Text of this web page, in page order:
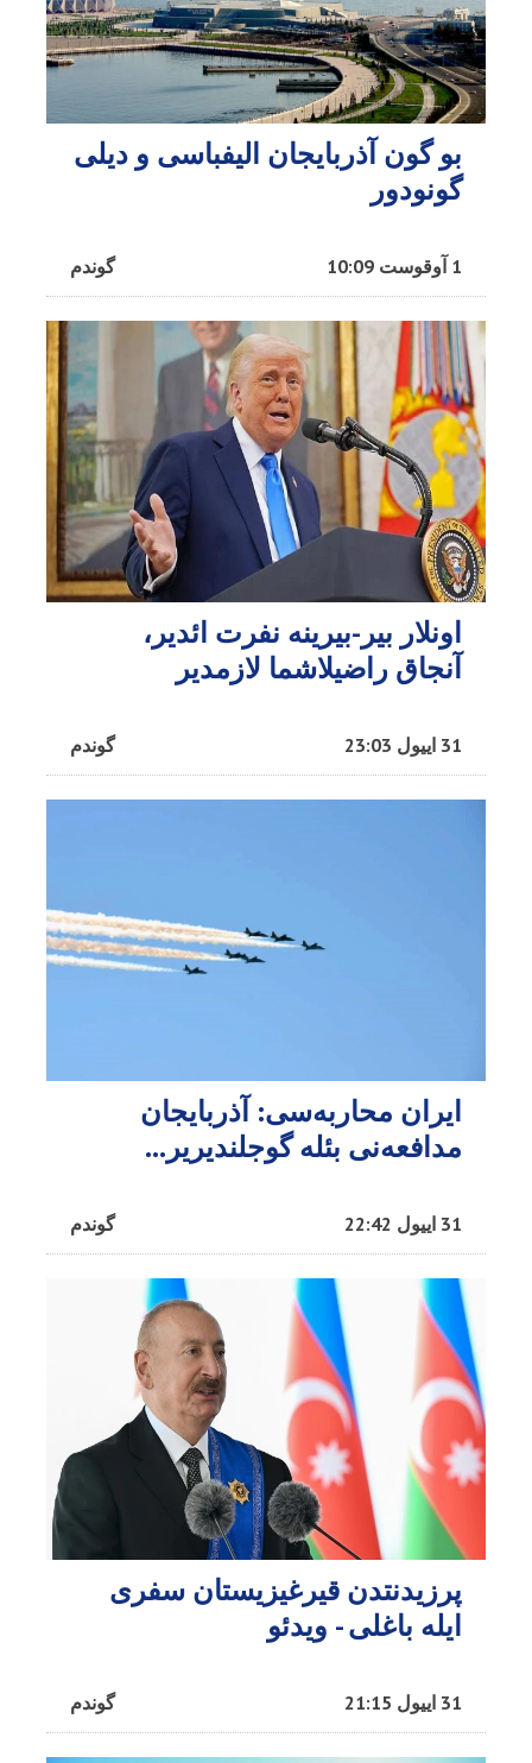
بو گون آذربایجان الیفباسی و دیلی
گونودور
گوندم 1 آوقوست 10:09
اونلار بیر-بیرینه نفرت ائدیر،
آنجاق راضیلاشما لازمدیر
گوندم 31 اییول 23:03
ایران محاربه‌سی: آذربایجان
مدافعه‌نی بئله گوجلندیریر...
گوندم 31 اییول 22:42
پرزیدنتدن قیرغیزیستان سفری
ایله باغلی - ویدئو
گوندم 31 اییول 21:15